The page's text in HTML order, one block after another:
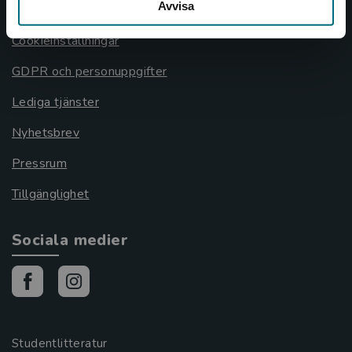
Avvisa
Cookieinställningar
GDPR och personuppgifter
Lediga tjänster
Nyhetsbrev
Pressrum
Tillgänglighet
Sociala medier
Studentlitteratur